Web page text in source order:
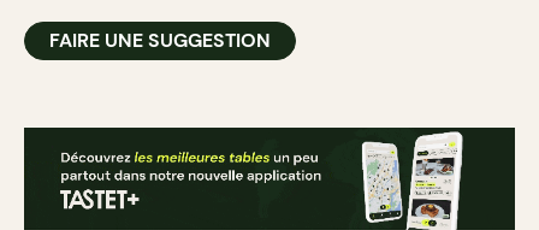
FAIRE UNE SUGGESTION